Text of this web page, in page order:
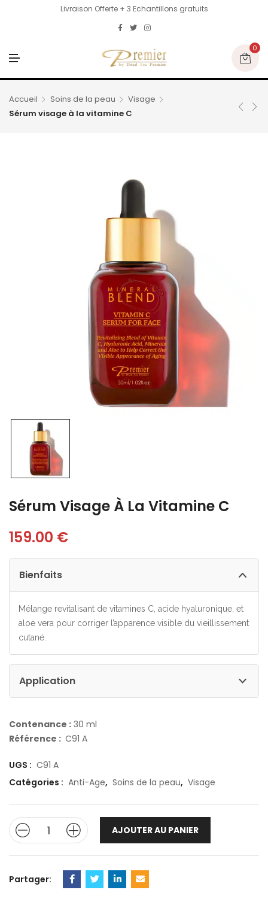
Livraison Offerte + 3 Echantillons gratuits
N
U
0
Accueil Soins de la peau
Visage
Sérum visage à la vitamine C
Sérum Visage À La Vitamine C
159.00 €
Bienfaits
Mélange revitalisant de vitamines C, acide hyaluronique, et
aloe vera pour corriger l’apparence visible du vieillissement
cutané.
Application
Contenance : 30 ml
Référence : C91 A
UGS : C91 A
Catégories : Anti-Age, Soins de la peau, Visage
AJOUTER AU PANIER
Partager: